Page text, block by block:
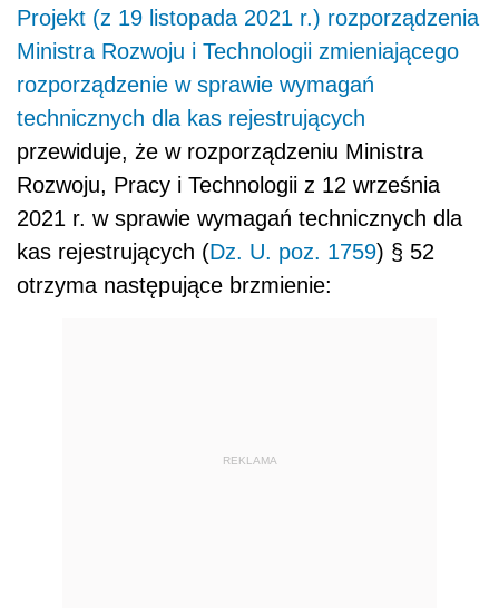
Projekt (z 19 listopada 2021 r.) rozporządzenia
Ministra Rozwoju i Technologii zmieniającego
rozporządzenie w sprawie wymagań
technicznych dla kas rejestrujących
przewiduje, że w rozporządzeniu Ministra
Rozwoju, Pracy i Technologii z 12 września
2021 r. w sprawie wymagań technicznych dla
kas rejestrujących (Dz. U. poz. 1759) § 52
otrzyma następujące brzmienie:
REKLAMA